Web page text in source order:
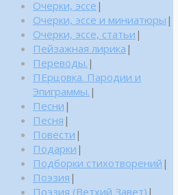
Очерки, эссе |
Очерки, эссе и миниатюры |
Очерки, эссе, статьи |
Пейзажная лирика |
Переводы. |
ПЕрцовка. Пародии и
Эпиграммы. |
Песни |
Песня |
Повести |
Подарки |
Подборки стихотворений |
Поэзия |
Поэзия (Ветхий Завет) |